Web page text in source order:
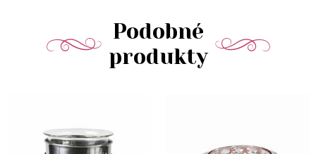
Podobné
produkty